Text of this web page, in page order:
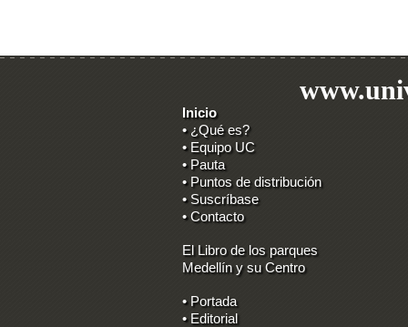
Inicio
• ¿Qué es?
• Equipo UC
• Pauta
• Puntos de distribución
• Suscríbase
• Contacto
El Libro de los parques
Medellín y su Centro
• Portada
• Editorial